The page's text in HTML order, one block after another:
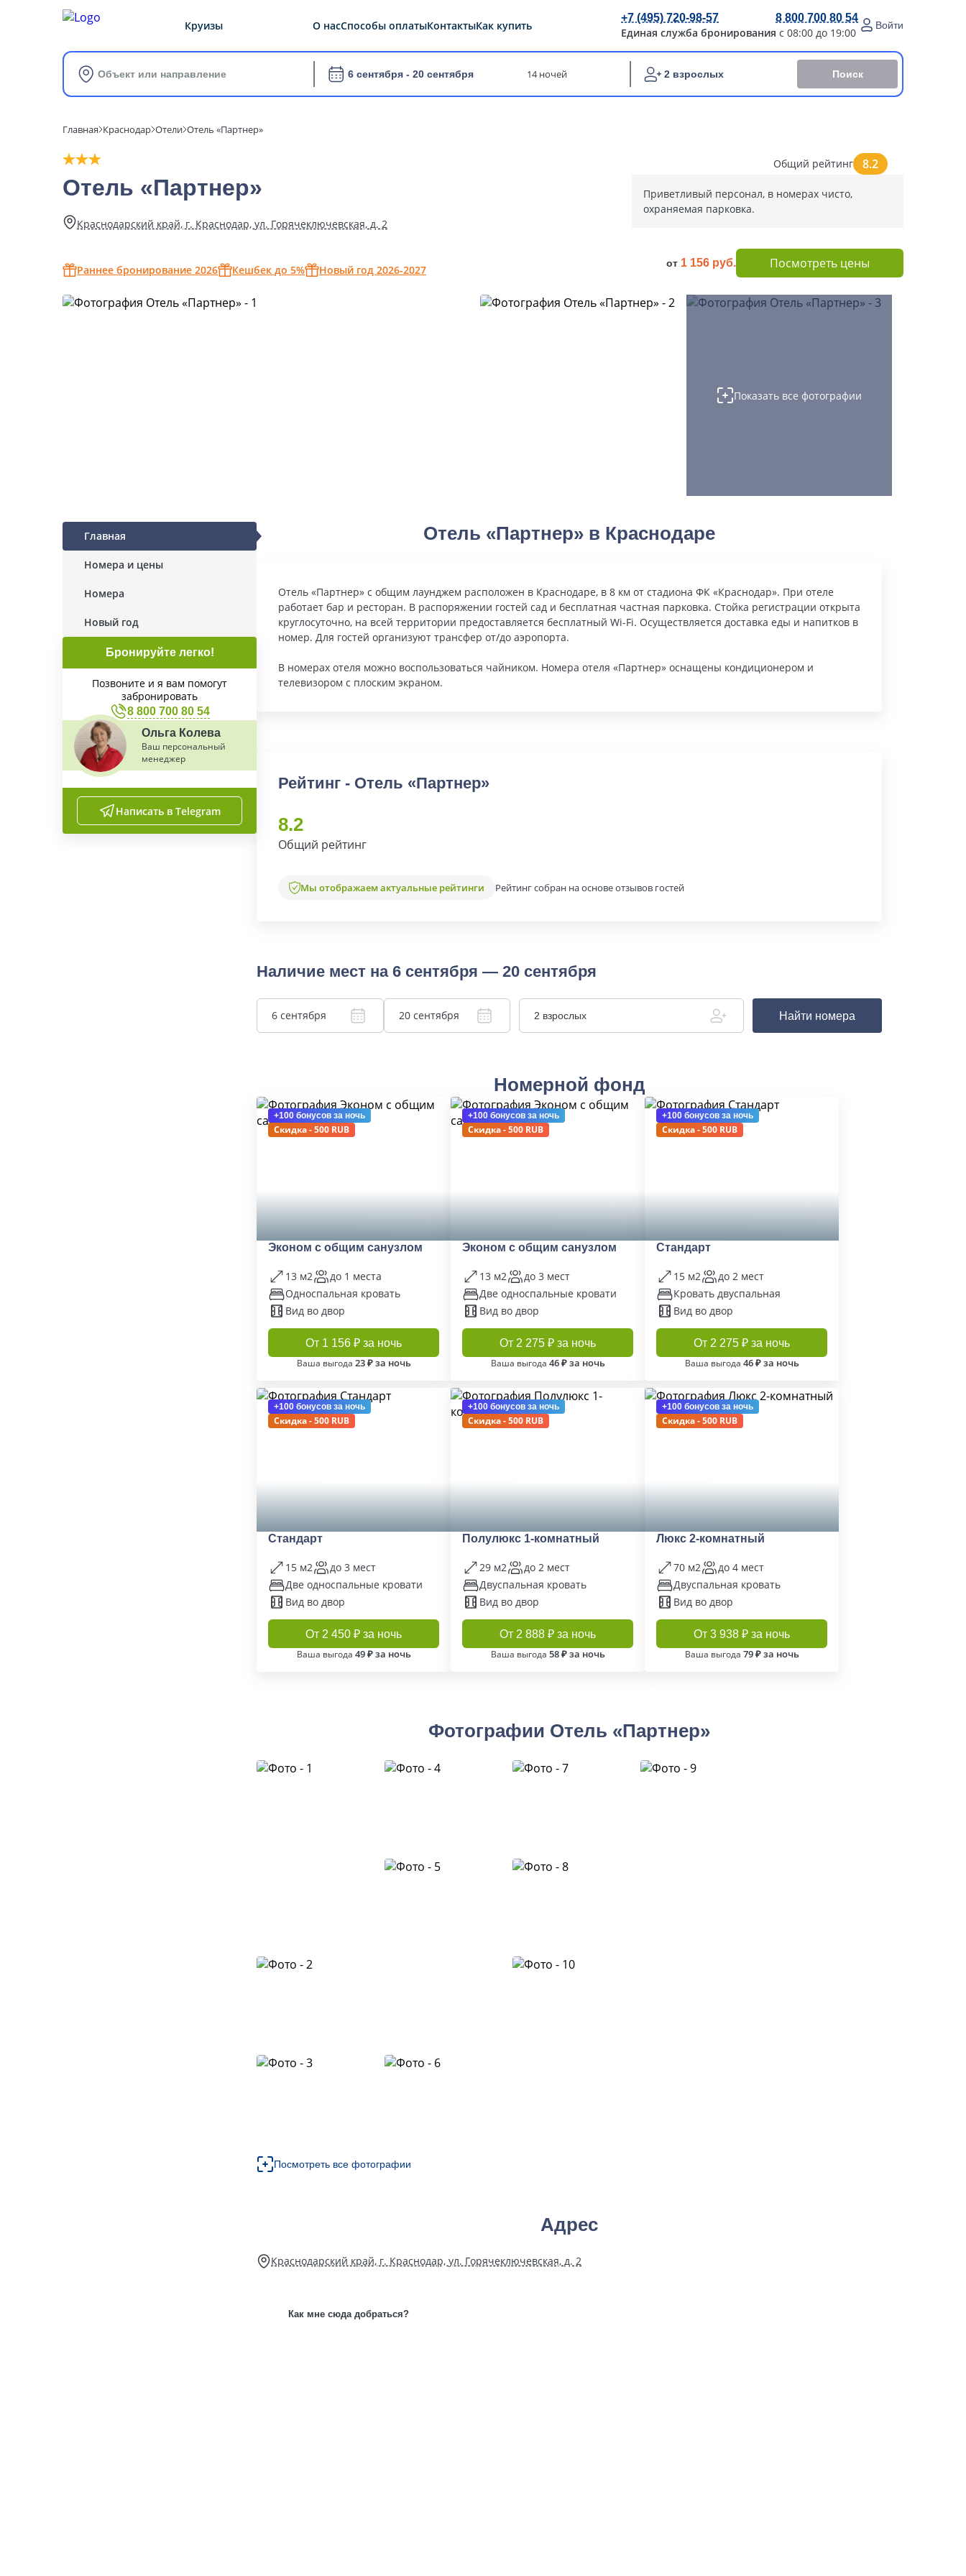
Круизы О насСпособы оплатыКонтактыКак купить
+7 (495) 720-98-57 8 800 700 80 54
Единая служба бронирования с 08:00 до 19:00
Войти
Объект или направление 6 сентября - 20 сентября 14 ночей 2 взрослых Поиск
Главная Краснодар Отели Отель «Партнер»
Отель «Партнер»
Краснодарский край, г. Краснодар, ул. Горячеключевская, д. 2
Раннее бронирование 2026 Кешбек до 5% Новый год 2026-2027
Общий рейтинг 8.2
Приветливый персонал, в номерах чисто,
охраняемая парковка.
от 1 156 руб. Посмотреть цены
Показать все фотографии
Главная
Номера и цены
Номера
Новый год
Бронируйте легко!
Позвоните и я вам помогут
забронировать
8 800 700 80 54
Ольга Колева
Ваш персональный
менеджер
Написать в Telegram
Отель «Партнер» в Краснодаре
Отель «Партнер» с общим лаунджем расположен в Краснодаре, в 8 км от стадиона ФК «Краснодар». При отеле
работает бар и ресторан. В распоряжении гостей сад и бесплатная частная парковка. Стойка регистрации открыта
круглосуточно, на всей территории предоставляется бесплатный Wi-Fi. Осуществляется доставка еды и напитков в
номер. Для гостей организуют трансфер от/до аэропорта.
В номерах отеля можно воспользоваться чайником. Номера отеля «Партнер» оснащены кондиционером и
телевизором с плоским экраном.
Рейтинг - Отель «Партнер»
8.2
Общий рейтинг
Мы отображаем актуальные рейтинги Рейтинг собран на основе отзывов гостей
Наличие мест на 6 сентября — 20 сентября
6 сентября 20 сентября 2 взрослых Найти номера
Номерной фонд
+100 бонусов за ночь
Скидка - 500 RUB
Эконом с общим санузлом
13 м2
до 1 места
Односпальная кровать
Вид во двор
От 1 156 ₽ за ночь
Ваша выгода 23 ₽ за ночь
+100 бонусов за ночь
Скидка - 500 RUB
Эконом с общим санузлом
13 м2
до 3 мест
Две односпальные кровати
Вид во двор
От 2 275 ₽ за ночь
Ваша выгода 46 ₽ за ночь
+100 бонусов за ночь
Скидка - 500 RUB
Стандарт
15 м2
до 2 мест
Кровать двуспальная
Вид во двор
От 2 275 ₽ за ночь
Ваша выгода 46 ₽ за ночь
+100 бонусов за ночь
Скидка - 500 RUB
Стандарт
15 м2
до 3 мест
Две односпальные кровати
Вид во двор
От 2 450 ₽ за ночь
Ваша выгода 49 ₽ за ночь
+100 бонусов за ночь
Скидка - 500 RUB
Полулюкс 1-комнатный
29 м2
до 2 мест
Двуспальная кровать
Вид во двор
От 2 888 ₽ за ночь
Ваша выгода 58 ₽ за ночь
+100 бонусов за ночь
Скидка - 500 RUB
Люкс 2-комнатный
70 м2
до 4 мест
Двуспальная кровать
Вид во двор
От 3 938 ₽ за ночь
Ваша выгода 79 ₽ за ночь
Фотографии Отель «Партнер»
Посмотреть все фотографии
Адрес
Краснодарский край, г. Краснодар, ул. Горячеключевская, д. 2
Как мне сюда добраться?